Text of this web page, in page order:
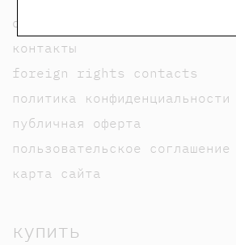
о нас
контакты
foreign rights contacts
политика конфиденциальности
публичная оферта
пользовательское соглашение
карта сайта
купить